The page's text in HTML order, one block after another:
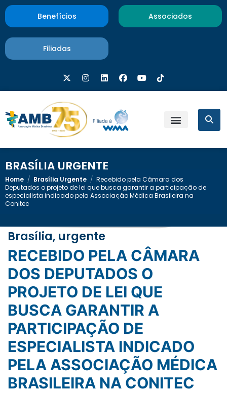
Benefícios Associados
Filiadas
BRASÍLIA URGENTE
Home / Brasília Urgente / Recebido pela Câmara dos
Deputados o projeto de lei que busca garantir a participação de
especialista indicado pela Associação Médica Brasileira na
Conitec
Brasília, urgente
RECEBIDO PELA CÂMARA
DOS DEPUTADOS O
PROJETO DE LEI QUE
BUSCA GARANTIR A
PARTICIPAÇÃO DE
ESPECIALISTA INDICADO
PELA ASSOCIAÇÃO MÉDICA
BRASILEIRA NA CONITEC